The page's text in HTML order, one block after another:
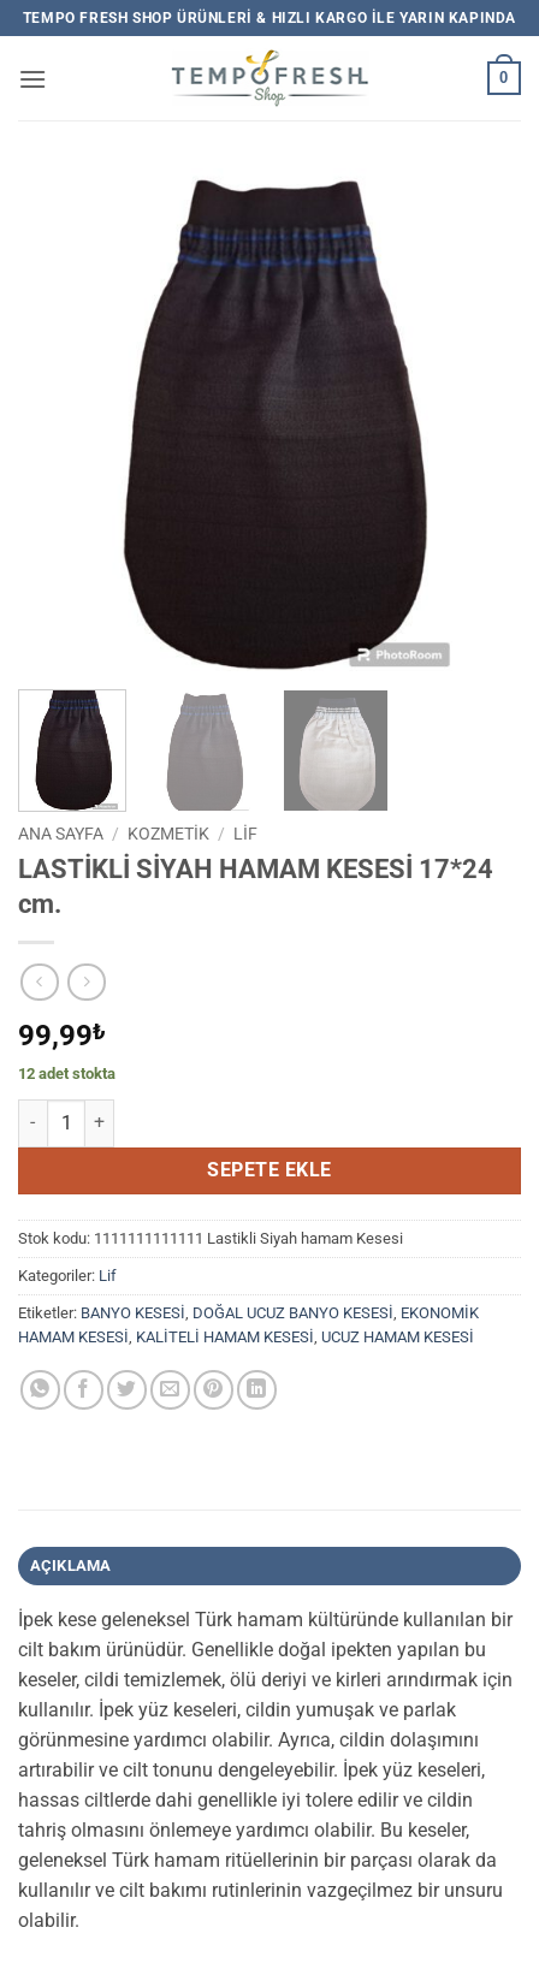
İçeriğe
atla
TEMPO FRESH SHOP ÜRÜNLERI & HIZLI KARGO ILE YARIN KAPINDA
0
ANA SAYFA / KOZMETİK / LIF
LASTİKLİ SİYAH HAMAM KESESİ 17*24
cm.
99,99₺
12 adet stokta
LASTİKLİ SİYAH HAMAM KESESİ 17*24 cm. adet
SEPETE EKLE
Stok kodu: 1111111111111 Lastikli Siyah hamam Kesesi
Kategoriler: Lif
Etiketler: BANYO KESESİ DOĞAL UCUZ BANYO KESESİ EKONOMİK
HAMAM KESESİ KALİTELİ HAMAM KESESİ UCUZ HAMAM KESESİ
AÇIKLAMA
İpek kese geleneksel Türk hamam kültüründe kullanılan bir
cilt bakım ürünüdür. Genellikle doğal ipekten yapılan bu
keseler, cildi temizlemek, ölü deriyi ve kirleri arındırmak için
kullanılır. İpek yüz keseleri, cildin yumuşak ve parlak
görünmesine yardımcı olabilir. Ayrıca, cildin dolaşımını
artırabilir ve cilt tonunu dengeleyebilir. İpek yüz keseleri,
hassas ciltlerde dahi genellikle iyi tolere edilir ve cildin
tahriş olmasını önlemeye yardımcı olabilir. Bu keseler,
geleneksel Türk hamam ritüellerinin bir parçası olarak da
kullanılır ve cilt bakımı rutinlerinin vazgeçilmez bir unsuru
olabilir.